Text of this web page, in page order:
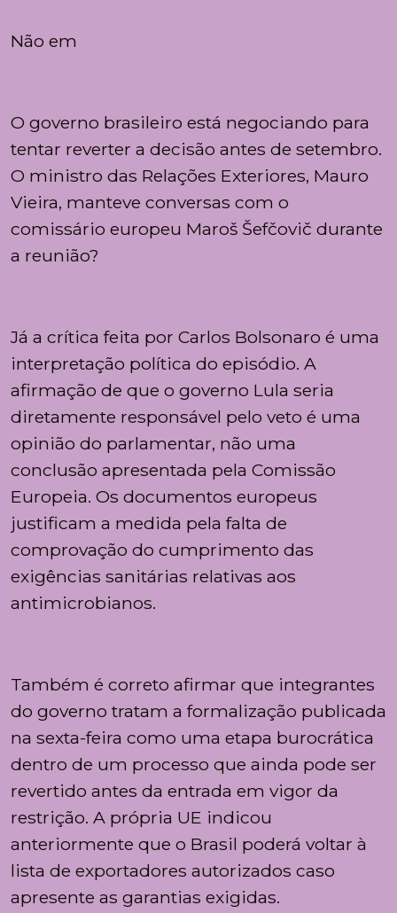
Não em
O governo brasileiro está negociando para
tentar reverter a decisão antes de setembro.
O ministro das Relações Exteriores, Mauro
Vieira, manteve conversas com o
comissário europeu Maroš Šefčovič durante
a reunião?
Já a crítica feita por Carlos Bolsonaro é uma
interpretação política do episódio. A
afirmação de que o governo Lula seria
diretamente responsável pelo veto é uma
opinião do parlamentar, não uma
conclusão apresentada pela Comissão
Europeia. Os documentos europeus
justificam a medida pela falta de
comprovação do cumprimento das
exigências sanitárias relativas aos
antimicrobianos.
Também é correto afirmar que integrantes
do governo tratam a formalização publicada
na sexta-feira como uma etapa burocrática
dentro de um processo que ainda pode ser
revertido antes da entrada em vigor da
restrição. A própria UE indicou
anteriormente que o Brasil poderá voltar à
lista de exportadores autorizados caso
apresente as garantias exigidas.